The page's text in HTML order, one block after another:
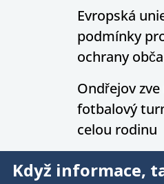
Evropská
podmínky
ochrany
Ondřejov
fotbalový
celou rodinu
Když informace,